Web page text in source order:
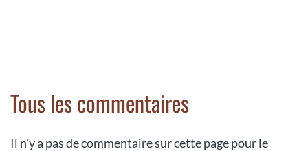
Tous les commentaires
Il n'y a pas de commentaire sur cette page pour le